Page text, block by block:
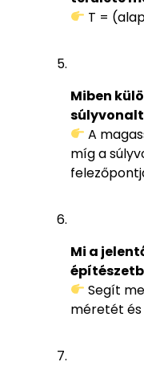
T =
Miben
A
míg a
Mi a
Segít
méretét és